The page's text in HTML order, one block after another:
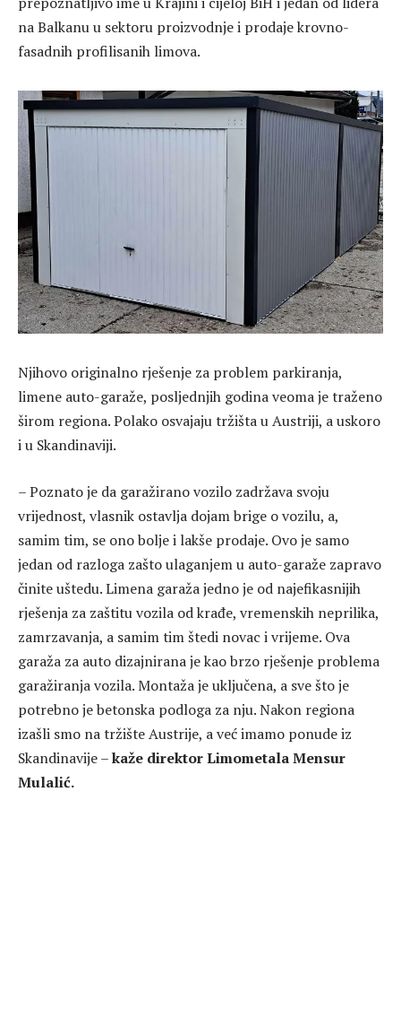
na Balkanu u sektoru proizvodnje i prodaje krovno-
fasadnih profilisanih limova.
Njihovo originalno rješenje za problem parkiranja,
limene auto-garaže, posljednjih godina veoma je traženo
širom regiona. Polako osvajaju tržišta u Austriji, a uskoro
i u Skandinaviji.
– Poznato je da garažirano vozilo zadržava svoju
vrijednost, vlasnik ostavlja dojam brige o vozilu, a,
samim tim, se ono bolje i lakše prodaje. Ovo je samo
jedan od razloga zašto ulaganjem u auto-garaže zapravo
činite uštedu. Limena garaža jedno je od najefikasnijih
rješenja za zaštitu vozila od krađe, vremenskih neprilika,
zamrzavanja, a samim tim štedi novac i vrijeme. Ova
garaža za auto dizajnirana je kao brzo rješenje problema
garažiranja vozila. Montaža je uključena, a sve što je
potrebno je betonska podloga za nju. Nakon regiona
izašli smo na tržište Austrije, a već imamo ponude iz
Skandinavije –kaže direktor Limometala Mensur
Mulalić.